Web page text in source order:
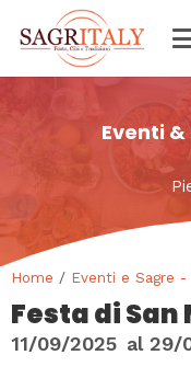
Eventi
Home / Eventi e Sagre -
Festa di
11/09/2025 al 29/